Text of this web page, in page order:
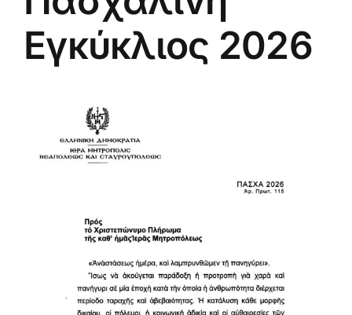
Εγκύκλιος 2026